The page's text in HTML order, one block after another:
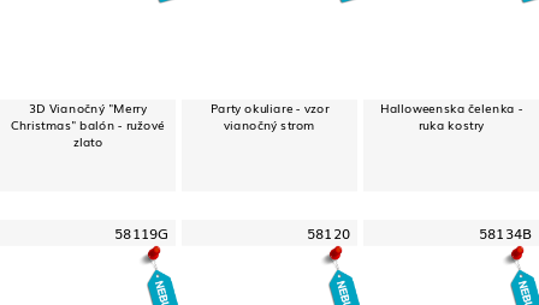
3D Vianočný "Merry
Christmas" balón - ružové
zlato
Party okuliare - vzor
vianočný strom
Halloweenska čelenka -
ruka kostry
58119G 58120 58134B